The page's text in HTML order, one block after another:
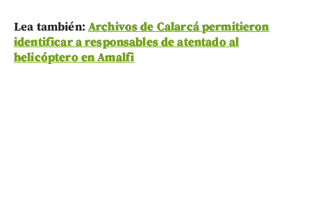
Lea también: Archivos de Calarcá permitieron
identificar a responsables de atentado al
helicóptero en Amalfi